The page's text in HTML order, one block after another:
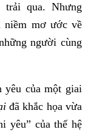
trải qua. Nhưng
niềm mơ ước về
người cùng
yêu của một giai
đã khắc họa vừa
yêu” của thế hệ